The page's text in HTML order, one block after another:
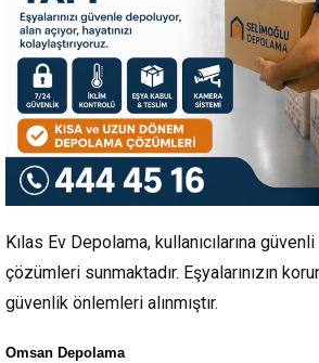
Kılas Ev Depolama, kullanıcılarına
çözümleri sunmaktadır. Eşyalarınızın
güvenlik önlemleri alınmıştır.
Omsan Depolama